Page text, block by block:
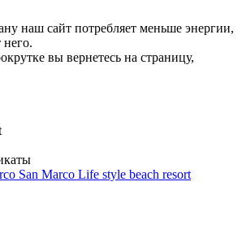
наш сайт потребляет меньше энергии,
него.
вы вернетесь на страницу,
San Marco Life style beach resort